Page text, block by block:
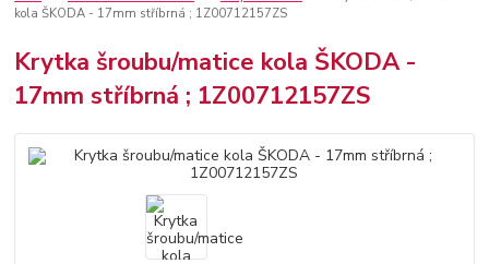
kola ŠKODA - 17mm stříbrná ; 1Z00712157ZS
Krytka šroubu/matice kola ŠKODA -
17mm stříbrná ; 1Z00712157ZS